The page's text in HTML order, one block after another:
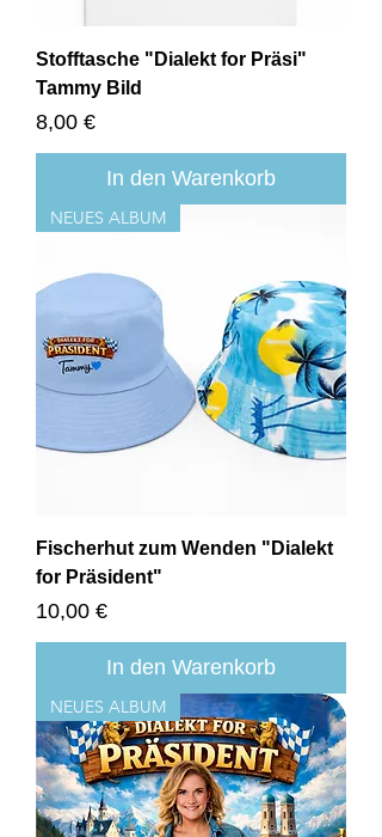
Stofftasche "Dialekt for Präsi"
Tammy Bild
Preis
8,00 €
In den Warenkorb
NEUES ALBUM
Fischerhut zum Wenden "Dialekt
for Präsident"
Preis
10,00 €
In den Warenkorb
NEUES ALBUM